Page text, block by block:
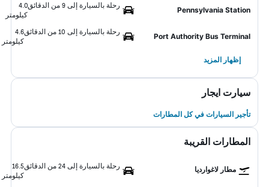
Pennsylvania Station
رحلة بالسيارة إلى 9 من الدقائق
4.0
كيلومتر
Port Authority Bus Terminal
رحلة بالسيارة إلى 10 من الدقائق
4.6
كيلومتر
إظهار المزيد
سيارت ايجار
تأجير السيارات في كل المطارات
المطارات القريبة
مطار لاغوارديا رحلة بالسيارة إلى 24 من الدقائق
16.5
كيلومتر